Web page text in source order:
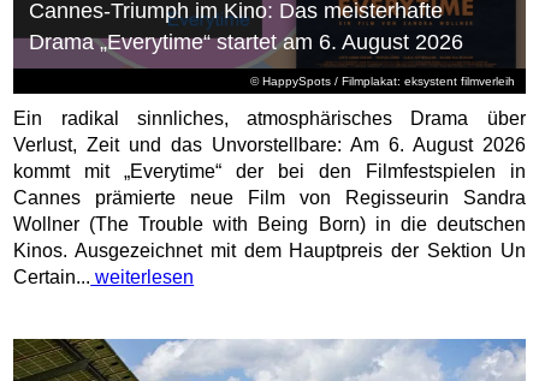
© HappySpots / Filmplakat: eksystent filmverleih
Cannes-Triumph im Kino: Das meisterhafte
Drama „Everytime“ startet am 6. August 2026
Ein radikal sinnliches, atmosphärisches Drama über
Verlust, Zeit und das Unvorstellbare: Am 6. August 2026
kommt mit „Everytime“ der bei den Filmfestspielen in
Cannes prämierte neue Film von Regisseurin Sandra
Wollner (The Trouble with Being Born) in die deutschen
Kinos. Ausgezeichnet mit dem Hauptpreis der Sektion Un
Certain... weiterlesen